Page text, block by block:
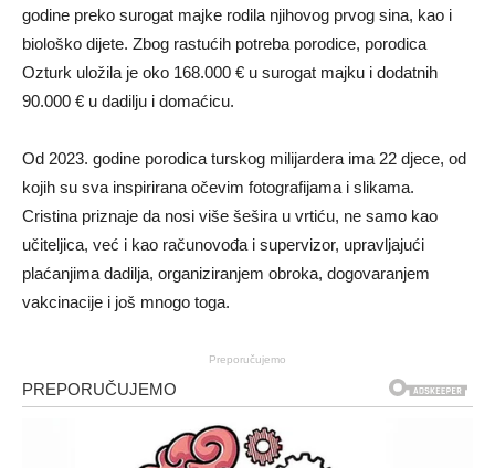
godine preko surogat majke rodila njihovog prvog sina, kao i
biološko dijete. Zbog rastućih potreba porodice, porodica
Ozturk uložila je oko 168.000 € u surogat majku i dodatnih
90.000 € u dadilju i domaćicu.
Od 2023. godine porodica turskog milijardera ima 22 djece, od
kojih su sva inspirirana očevim fotografijama i slikama.
Cristina priznaje da nosi više šešira u vrtiću, ne samo kao
učiteljica, već i kao računovođa i supervizor, upravljajući
plaćanjima dadilja, organiziranjem obroka, dogovaranjem
vakcinacije i još mnogo toga.
Preporučujemo